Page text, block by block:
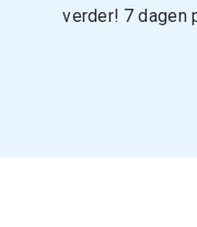
verder! 7 dagen